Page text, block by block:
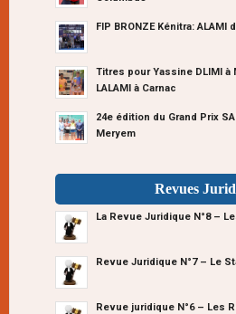
FIP BRONZE Kénitra:
Titres pour Yassine DLIMI à
LALAMI à Carnac
24e édition du Grand Prix
Meryem
Revues
La Revue Juridique N°8 –
Revue Juridique N°7 – Le
Revue juridique N°6 – Les